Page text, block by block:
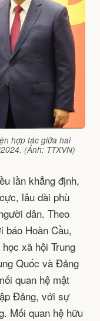
hợp tác giữa hai
(Ảnh: TTXVN)
lần khẳng định,
lâu dài phù
dân. Theo
báo Hoàn Cầu,
xã hội Trung
Quốc và Đảng
quan hệ mật
Đảng, với sự
Mối quan hệ hữu